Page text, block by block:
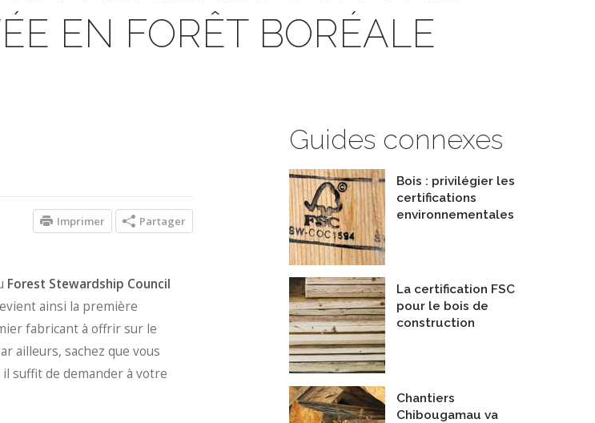
EN FORÊT BORÉALE
Guides connexes
Bois : privilégier les
certifications
environnementales
La certification FSC
pour le bois de
construction
Chantiers
Chibougamau va
Partager
Imprimer
Forest Stewardship Council
ainsi la première
fabricant à offrir sur le
ailleurs, sachez que vous
suffit de demander à votre